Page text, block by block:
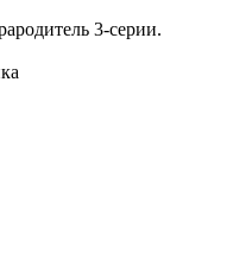
3-серии.